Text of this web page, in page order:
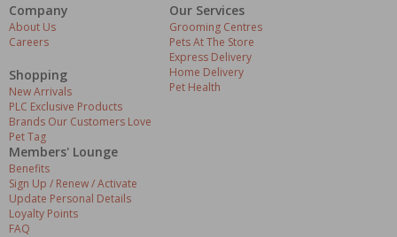
Company
About Us
Careers
Shopping
New Arrivals
PLC Exclusive Products
Brands Our Customers Love
Pet Tag
Our Services
Grooming Centres
Pets At The Store
Express Delivery
Home Delivery
Pet Health
Members' Lounge
Benefits
Sign Up / Renew / Activate
Update Personal Details
Loyalty Points
FAQ